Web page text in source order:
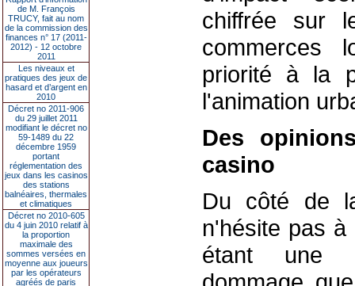
de M. François
TRUCY, fait au nom
de la commission des
finances n° 17 (2011-
2012) - 12 octobre
2011
Les niveaux et
pratiques des jeux de
hasard et d’argent en
2010
Décret no 2011-906
du 29 juillet 2011
modifiant le décret no
59-1489 du 22
décembre 1959
portant
réglementation des
jeux dans les casinos
des stations
balnéaires, thermales
et climatiques
Décret no 2010-605
du 4 juin 2010 relatif à
la proportion
maximale des
sommes versées en
moyenne aux joueurs
par les opérateurs
agréés de paris
chiffrée sur
commerces
priorité à la
l'animation
Des
casino
Du côté de
n'hésite pas
étant une